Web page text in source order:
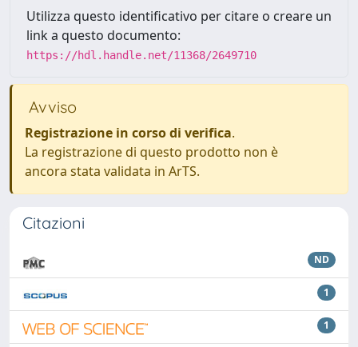
Utilizza questo identificativo per citare o creare un
link a questo documento:
https://hdl.handle.net/11368/2649710
Avviso
Registrazione in corso di verifica.
La registrazione di questo prodotto non è
ancora stata validata in ArTS.
Citazioni
ND
1
1